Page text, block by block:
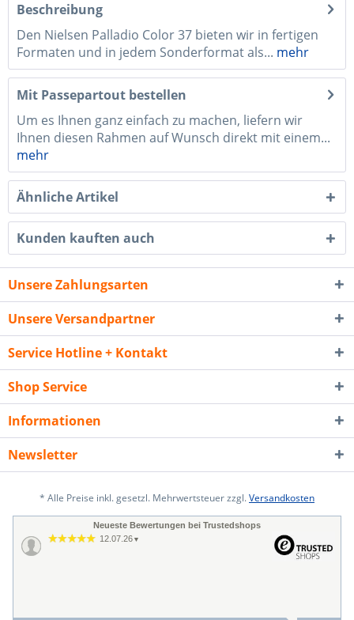
Beschreibung
Den Nielsen Palladio Color 37 bieten wir in fertigen
Formaten und in jedem Sonderformat als... mehr
Mit Passepartout bestellen
Um es Ihnen ganz einfach zu machen, liefern wir
Ihnen diesen Rahmen auf Wunsch direkt mit einem...
mehr
Ähnliche Artikel
Kunden kauften auch
Unsere Zahlungsarten
Unsere Versandpartner
Service Hotline + Kontakt
Shop Service
Informationen
Newsletter
* Alle Preise inkl. gesetzl. Mehrwertsteuer zzgl.Versandkosten
Neueste Bewertungen bei Trustedshops
12.07.26 ▼